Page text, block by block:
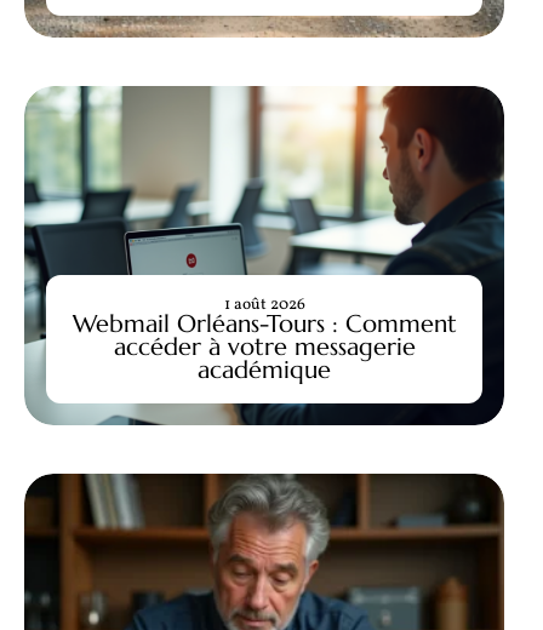
Webmail Orléans-Tours : Comment
accéder à votre messagerie
académique
1 août 2026